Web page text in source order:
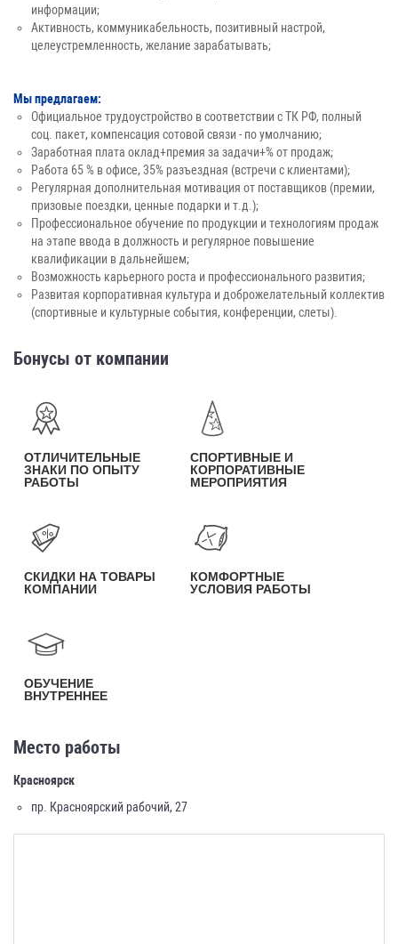
информации;
Активность, коммуникабельность, позитивный настрой,
целеустремленность, желание зарабатывать;
Мы предлагаем:
Официальное трудоустройство в соответствии с ТК РФ, полный
соц. пакет, компенсация сотовой связи - по умолчанию;
Заработная плата оклад+премия за задачи+% от продаж;
Работа 65 % в офисе, 35% разъездная (встречи с клиентами);
Регулярная дополнительная мотивация от поставщиков (премии,
призовые поездки, ценные подарки и т.д.);
Профессиональное обучение по продукции и технологиям продаж
на этапе ввода в должность и регулярное повышение
квалификации в дальнейшем;
Возможность карьерного роста и профессионального развития;
Развитая корпоративная культура и доброжелательный коллектив
(спортивные и культурные события, конференции, слеты).
Бонусы от компании
ОТЛИЧИТЕЛЬНЫЕ
ЗНАКИ ПО ОПЫТУ
РАБОТЫ
СПОРТИВНЫЕ И
КОРПОРАТИВНЫЕ
МЕРОПРИЯТИЯ
СКИДКИ НА ТОВАРЫ
КОМПАНИИ
КОМФОРТНЫЕ
УСЛОВИЯ РАБОТЫ
ОБУЧЕНИЕ
ВНУТРЕННЕЕ
Место работы
Красноярск
пр. Красноярский рабочий, 27